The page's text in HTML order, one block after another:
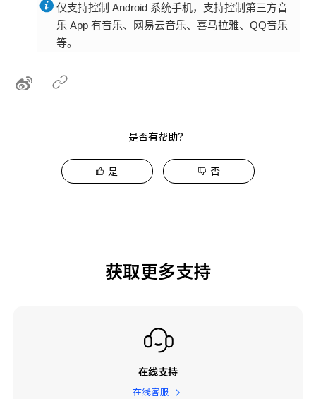
仅支持控制 Android 系统手机，支持控制第三方音
乐 App 有音乐、网易云音乐、喜马拉雅、QQ音乐
等。
是否有帮助？
是 否
获取更多支持
在线支持
在线客服